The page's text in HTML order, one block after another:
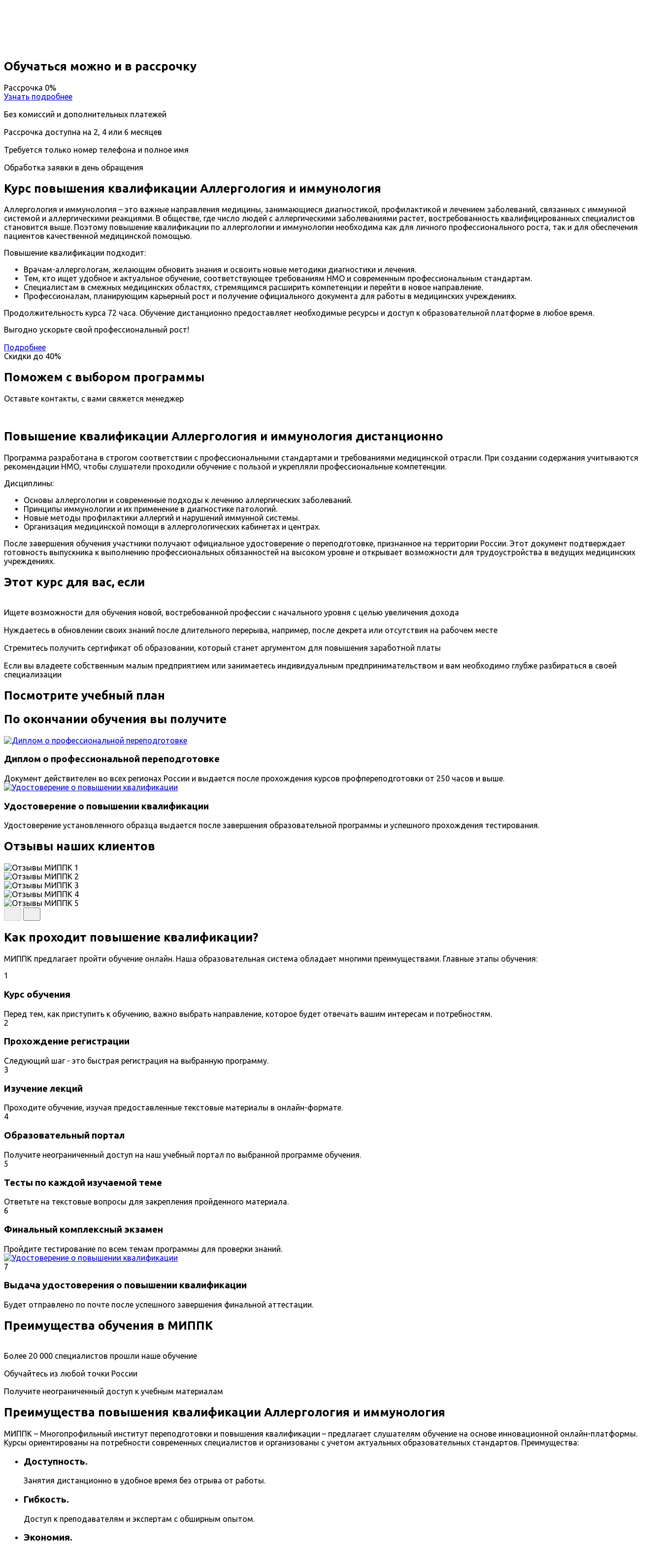
Обучаться можно и в рассрочку
Рассрочка 0%
Узнать подробнее
Без комиссий и дополнительных платежей
Рассрочка доступна на 2, 4 или 6 месяцев
Требуется только номер телефона и полное имя
Обработка заявки в день обращения
Курс повышения квалификации Аллергология и иммунология
Аллергология и иммунология – это важные направления медицины, занимающиеся диагностикой, профилактикой и лечением заболеваний, связанных с иммунной
системой и аллергическими реакциями. В обществе, где число людей с аллергическими заболеваниями растет, востребованность квалифицированных специалистов
становится выше. Поэтому повышение квалификации по аллергологии и иммунологии необходима как для личного профессионального роста, так и для обеспечения
пациентов качественной медицинской помощью.
Повышение квалификации подходит:
Врачам-аллергологам, желающим обновить знания и освоить новые методики диагностики и лечения.
Тем, кто ищет удобное и актуальное обучение, соответствующее требованиям НМО и современным профессиональным стандартам.
Специалистам в смежных медицинских областях, стремящимся расширить компетенции и перейти в новое направление.
Профессионалам, планирующим карьерный рост и получение официального документа для работы в медицинских учреждениях.
Продолжительность курса 72 часа. Обучение дистанционно предоставляет необходимые ресурсы и доступ к образовательной платформе в любое время.
Выгодно ускорьте свой профессиональный рост!
Подробнее
Скидки до 40%
Поможем с выбором программы
Оставьте контакты, с вами свяжется менеджер
Повышение квалификации Аллергология и иммунология дистанционно
Программа разработана в строгом соответствии с профессиональными стандартами и требованиями медицинской отрасли. При создании содержания учитываются
рекомендации НМО, чтобы слушатели проходили обучение с пользой и укрепляли профессиональные компетенции.
Дисциплины:
Основы аллергологии и современные подходы к лечению аллергических заболеваний.
Принципы иммунологии и их применение в диагностике патологий.
Новые методы профилактики аллергий и нарушений иммунной системы.
Организация медицинской помощи в аллергологических кабинетах и центрах.
После завершения обучения участники получают официальное удостоверение о переподготовке, признанное на территории России. Этот документ подтверждает
готовность выпускника к выполнению профессиональных обязанностей на высоком уровне и открывает возможности для трудоустройства в ведущих медицинских
учреждениях.
Этот курс для вас, если
Ищете возможности для обучения новой, востребованной профессии с начального уровня с целью увеличения дохода
Нуждаетесь в обновлении своих знаний после длительного перерыва, например, после декрета или отсутствия на рабочем месте
Стремитесь получить сертификат об образовании, который станет аргументом для повышения заработной платы
Если вы владеете собственным малым предприятием или занимаетесь индивидуальным предпринимательством и вам необходимо глубже разбираться в своей
специализации
Посмотрите учебный план
По окончании обучения вы получите
Диплом о профессиональной переподготовке
Документ действителен во всех регионах России и выдается после прохождения курсов профпереподготовки от 250 часов и выше.
Удостоверение о повышении квалификации
Удостоверение установленного образца выдается после завершения образовательной программы и успешного прохождения тестирования.
Отзывы наших клиентов
Как проходит повышение квалификации?
МИППК предлагает пройти обучение онлайн. Наша образовательная система обладает многими преимуществами. Главные этапы обучения:
1
Курс обучения
Перед тем, как приступить к обучению, важно выбрать направление, которое будет отвечать вашим интересам и потребностям.
2
Прохождение регистрации
Следующий шаг - это быстрая регистрация на выбранную программу.
3
Изучение лекций
Проходите обучение, изучая предоставленные текстовые материалы в онлайн-формате.
4
Образовательный портал
Получите неограниченный доступ на наш учебный портал по выбранной программе обучения.
5
Тесты по каждой изучаемой теме
Ответьте на текстовые вопросы для закрепления пройденного материала.
6
Финальный комплексный экзамен
Пройдите тестирование по всем темам программы для проверки знаний.
7
Выдача удостоверения о повышении квалификации
Будет отправлено по почте после успешного завершения финальной аттестации.
Преимущества обучения в МИППК
Более 20 000 специалистов прошли наше обучение
Обучайтесь из любой точки России
Получите неограниченный доступ к учебным материалам
Преимущества повышения квалификации Аллергология и иммунология
МИППК – Многопрофильный институт переподготовки и повышения квалификации – предлагает слушателям обучение на основе инновационной онлайн-платформы.
Курсы ориентированы на потребности современных специалистов и организованы с учетом актуальных образовательных стандартов. Преимущества:
Доступность.
Занятия дистанционно в удобное время без отрыва от работы.
Гибкость.
Доступ к преподавателям и экспертам с обширным опытом.
Экономия.